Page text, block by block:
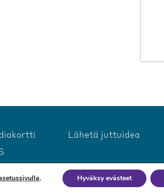
Lähetä juttuidea
. Hyväksy evästeet